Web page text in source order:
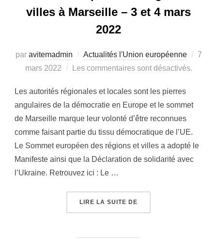
villes à Marseille – 3 et 4 mars
2022
par avitemadmin Actualités l'Union européenne
7
mars 2022
Les commentaires sont désactivés.
Les autorités régionales et locales sont les pierres
angulaires de la démocratie en Europe et le sommet
de Marseille marque leur volonté d’être reconnues
comme faisant partie du tissu démocratique de l’UE.
Le Sommet européen des régions et villes a adopté le
Manifeste ainsi que la Déclaration de solidarité avec
l’Ukraine. Retrouvez ici : Le …
LIRE LA SUITE DE